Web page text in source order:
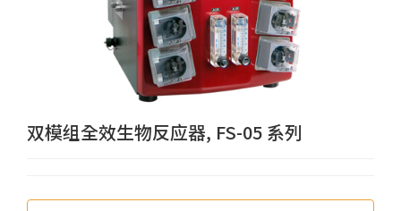
双模组全效生物反应器, FS-05 系列